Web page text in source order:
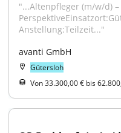
"...Altenpfleger (m/w/d) –
Anstellung:Teilzeit..."
avanti GmbH
Gütersloh
Von 33.300,00 € bis